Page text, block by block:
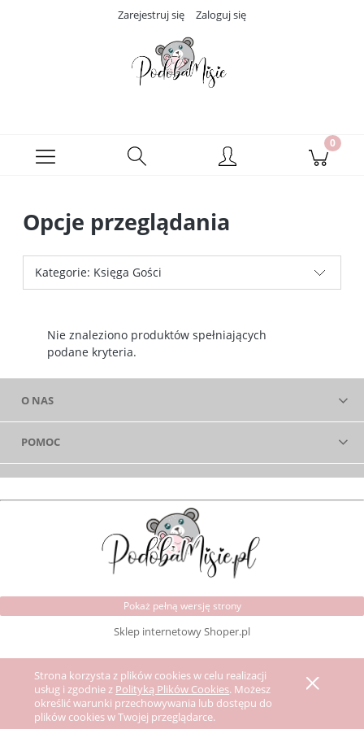
Strona korzysta z plików cookies w celu realizacji
usług i zgodnie z Polityką Plików Cookies. Możesz
określić warunki przechowywania lub dostępu do
plików cookies w Twojej przeglądarce.
Zarejestruj się Zaloguj się
Opcje przeglądania
Kategorie: Księga Gości
Nie znaleziono produktów spełniających
podane kryteria.
O NAS
POMOC
Pokaż pełną wersję strony
Sklep internetowy Shoper.pl